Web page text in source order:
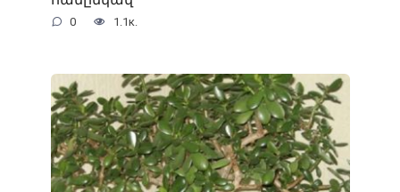
0 1.1к.